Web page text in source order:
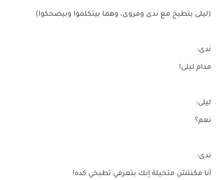
(ليلى بتطبخ مع ندى ومروى، وهما بيتكلموا وبيضحكوا)
ندى:
مدام ليلى!
ليلى:
نعم؟
ندى:
أنا مكنتش متخيلة إنك بتعرفي تطبخي كده!